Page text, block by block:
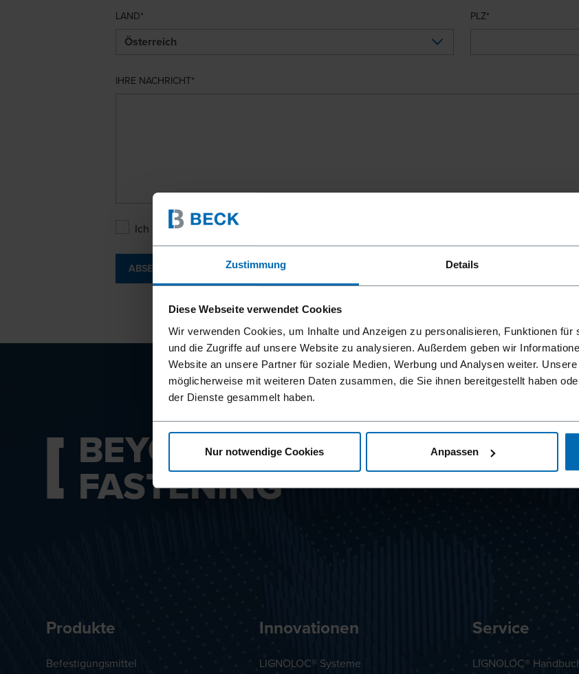
Zustimmung Details
Diese Webseite verwendet Cookies
Wir verwenden Cookies, um Inhalte und Anzeigen zu personalisieren, Funktionen für
und die Zugriffe auf unsere Website zu analysieren. Außerdem geben wir
Website an unsere Partner für soziale Medien, Werbung und Analysen weiter.
möglicherweise mit weiteren Daten zusammen, die Sie ihnen bereitgestellt haben
der Dienste gesammelt haben.
Nur notwendige Cookies Anpassen
LAND PLZ
IHRE NACHRICHT
Ich bin mit denDatenschutzbestimmungen
ABSENDEN
BEYOND
FASTENING
Produkte
Befestigungsmittel
Innovationen
LIGNOLOC® Systeme
Service
LIGNOLOC®